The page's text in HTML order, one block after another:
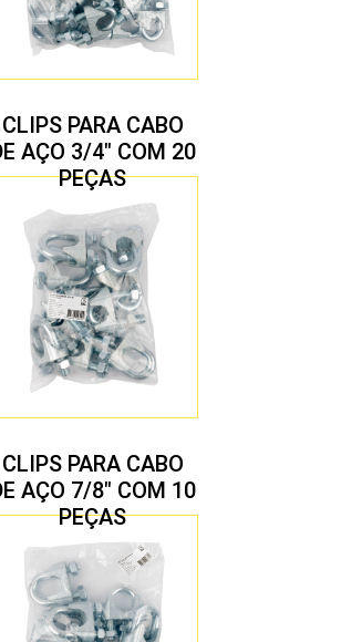
CLIPS PARA CABO
AÇO 3/4″ COM 20
PEÇAS
CLIPS PARA CABO
AÇO 7/8″ COM 10
PEÇAS